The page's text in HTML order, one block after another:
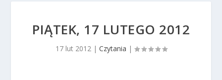
PIĄTEK, 17 LUTEGO 2012
17 lut 2012| Czytania |